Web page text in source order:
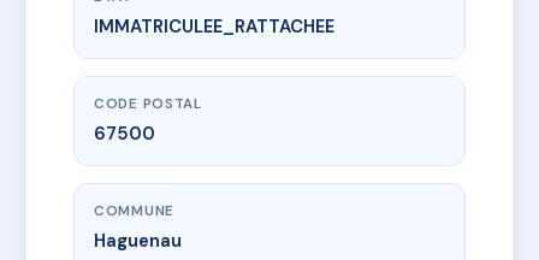
www.vme.plus/AE7827066
LES FRANCISCAINS
3 r du bouc67500 Haguenau
IMMATRICULEE_RATTACHEE
CODE POSTAL
67500
COMMUNE
Haguenau